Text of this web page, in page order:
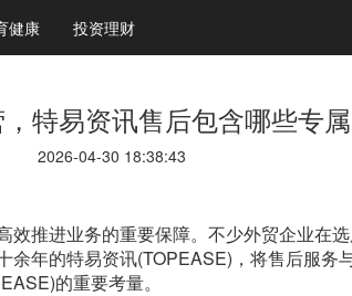
健康 投资理财
特易资讯售后包含哪些专
2026-04-30 18:38:43
推进业务的重要保障。不少外贸企业在
余年的特易资讯(TOPEASE)，将售后服务
的重要考量。